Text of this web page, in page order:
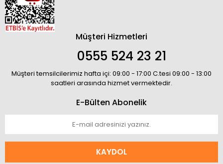
Müşteri Hizmetleri
0555 524 23 21
Müşteri temsilcilerimiz hafta içi: 09:00 - 17:00 C.tesi 09:00 - 13:00
saatleri arasında hizmet vermektedir.
E-Bülten Abonelik
KAYDOL